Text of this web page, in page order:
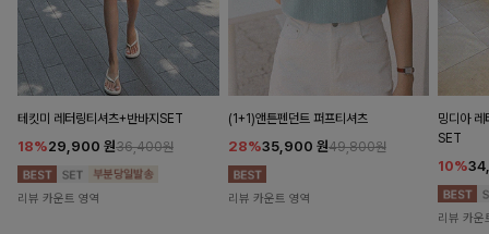
테킷미 레터링티셔츠+반바지SET
18%29,900 원36,400원
리뷰 카운트 영역
(1+1)앤튼펜던트 퍼프티셔츠
28%35,900 원49,800원
리뷰 카운트 영역
밍디아 레
SET
10%
리뷰 카운